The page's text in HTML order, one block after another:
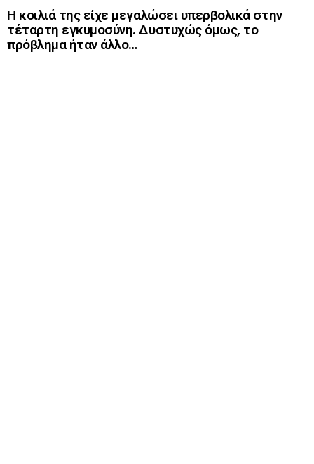
Η κοιλιά της είχε μεγαλώσει υπερβολικά στην
τέταρτη εγκυμοσύνη. Δυστυχώς όμως, το
πρόβλημα ήταν άλλο…